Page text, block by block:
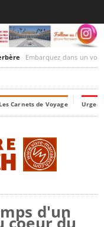
Embarquez dans un voyage culturel dans le
Les Carnets de Voyage
d'un